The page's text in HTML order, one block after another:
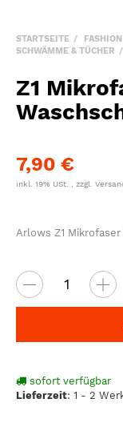
STARTSEITE
SCHWÄMME & TÜCHER
Z1
7,90 €
inkl. 19% USt. , zzgl.
Arlows Z1
sofort verfügbar
Lieferzeit: 1 - 2